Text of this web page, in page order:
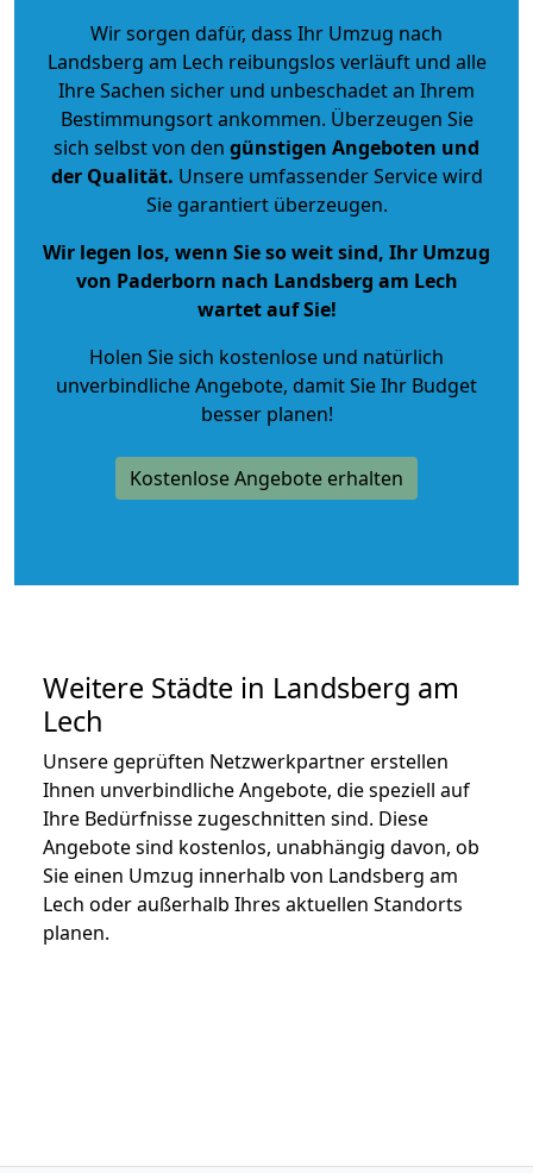
Wir sorgen dafür, dass Ihr Umzug nach
Landsberg am Lech reibungslos verläuft und alle
Ihre Sachen sicher und unbeschadet an Ihrem
Bestimmungsort ankommen. Überzeugen Sie
sich selbst von den günstigen Angeboten und
der Qualität. Unsere umfassender Service wird
Sie garantiert überzeugen.
Wir legen los, wenn Sie so weit sind, Ihr Umzug
von Paderborn nach Landsberg am Lech
wartet auf Sie!
Holen Sie sich kostenlose und natürlich
unverbindliche Angebote, damit Sie Ihr Budget
besser planen!
Kostenlose Angebote erhalten
Weitere Städte in Landsberg am
Lech
Unsere geprüften Netzwerkpartner erstellen
Ihnen unverbindliche Angebote, die speziell auf
Ihre Bedürfnisse zugeschnitten sind. Diese
Angebote sind kostenlos, unabhängig davon, ob
Sie einen Umzug innerhalb von Landsberg am
Lech oder außerhalb Ihres aktuellen Standorts
planen.